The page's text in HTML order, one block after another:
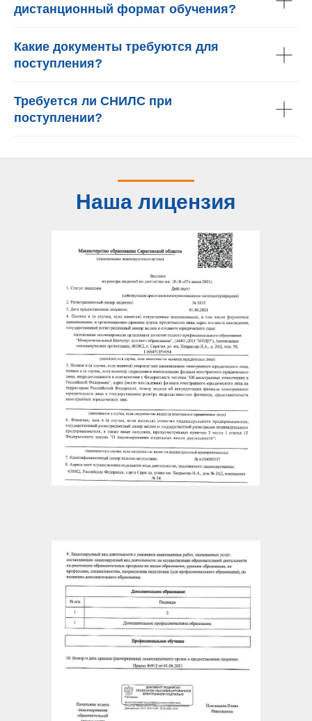
дистанционный формат обучения?
Какие документы требуются для
поступления?
Требуется ли СНИЛС при
поступлении?
Наша лицензия